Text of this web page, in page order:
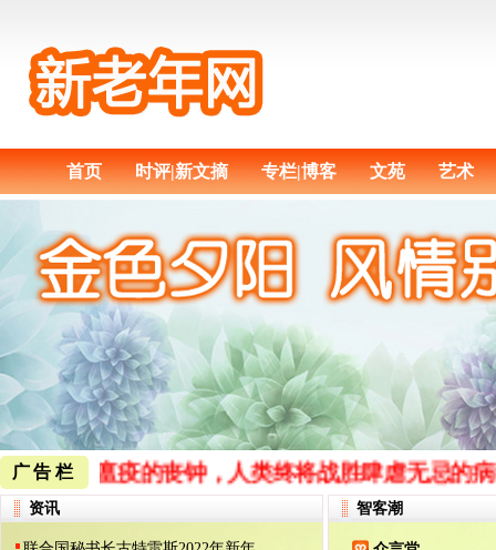
首页 时评|新文摘 专栏|博客 文苑 艺术
广告栏
响瘟疫的丧钟，人类终将战胜肆虐无忌的病
资讯 智客潮